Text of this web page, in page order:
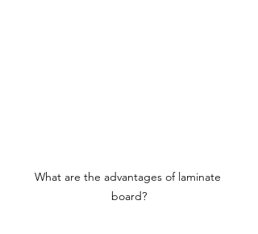
What are the advantages of laminate
board?